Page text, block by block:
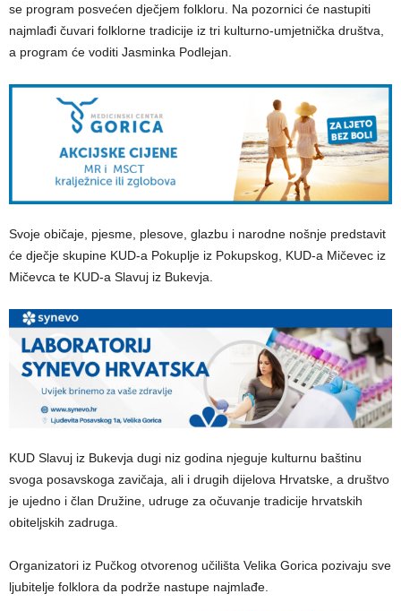
se program posvećen dječjem folkloru. Na pozornici će nastupiti
najmlađi čuvari folklorne tradicije iz tri kulturno-umjetnička društva,
a program će voditi Jasminka Podlejan.
Svoje običaje, pjesme, plesove, glazbu i narodne nošnje predstavit
će dječje skupine KUD-a Pokuplje iz Pokupskog, KUD-a Mičevec iz
Mičevca te KUD-a Slavuj iz Bukevja.
KUD Slavuj iz Bukevja dugi niz godina njeguje kulturnu baštinu
svoga posavskoga zavičaja, ali i drugih dijelova Hrvatske, a društvo
je ujedno i član Družine, udruge za očuvanje tradicije hrvatskih
obiteljskih zadruga.
Organizatori iz Pučkog otvorenog učilišta Velika Gorica pozivaju sve
ljubitelje folklora da podrže nastupe najmlađe.